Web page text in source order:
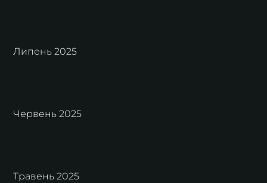
Липень 2025
Червень 2025
Травень 2025